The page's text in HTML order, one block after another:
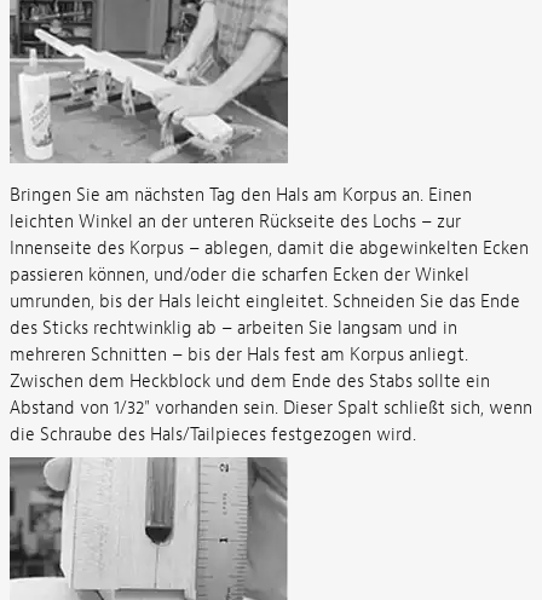
Bringen Sie am nächsten Tag den Hals am Korpus an. Einen
leichten Winkel an der unteren Rückseite des Lochs – zur
Innenseite des Korpus – ablegen, damit die abgewinkelten Ecken
passieren können, und/oder die scharfen Ecken der Winkel
umrunden, bis der Hals leicht eingleitet. Schneiden Sie das Ende
des Sticks rechtwinklig ab – arbeiten Sie langsam und in
mehreren Schnitten – bis der Hals fest am Korpus anliegt.
Zwischen dem Heckblock und dem Ende des Stabs sollte ein
Abstand von 1/32" vorhanden sein. Dieser Spalt schließt sich, wenn
die Schraube des Hals/Tailpieces festgezogen wird.